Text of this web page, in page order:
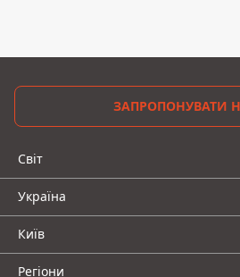
ЗАПРОПОНУВАТИ
Світ
Україна
Київ
Регіони